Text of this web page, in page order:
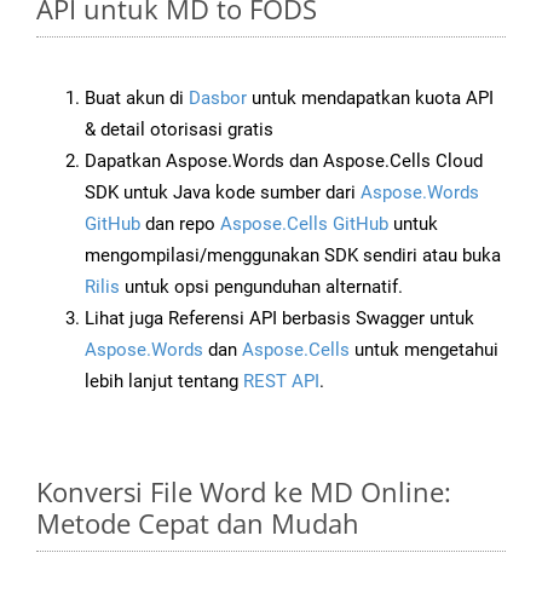
API untuk MD to FODS
Buat akun di Dasbor untuk mendapatkan kuota API
& detail otorisasi gratis
Dapatkan Aspose.Words dan Aspose.Cells Cloud
SDK untuk Java kode sumber dari Aspose.Words
GitHub dan repo Aspose.Cells GitHub untuk
mengompilasi/menggunakan SDK sendiri atau buka
Rilis untuk opsi pengunduhan alternatif.
Lihat juga Referensi API berbasis Swagger untuk
Aspose.Words dan Aspose.Cells untuk mengetahui
lebih lanjut tentang REST API.
Konversi File Word ke MD Online:
Metode Cepat dan Mudah